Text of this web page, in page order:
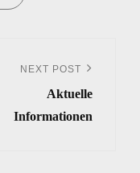
NEXT POST
Aktuelle
Informationen